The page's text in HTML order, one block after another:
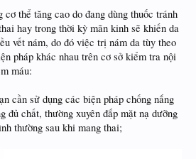
thể tăng cao do đang dùng thuốc tránh
hay trong thời kỳ mãn kinh sẽ khiến da
vết nám, do đó việc trị nám da tùy theo
pháp khác nhau trên cơ sở kiểm tra nội
máu:
cần sử dụng các biện pháp chống nắng
đủ chất, thường xuyên đắp mặt nạ dưỡng
thường sau khi mang thai;